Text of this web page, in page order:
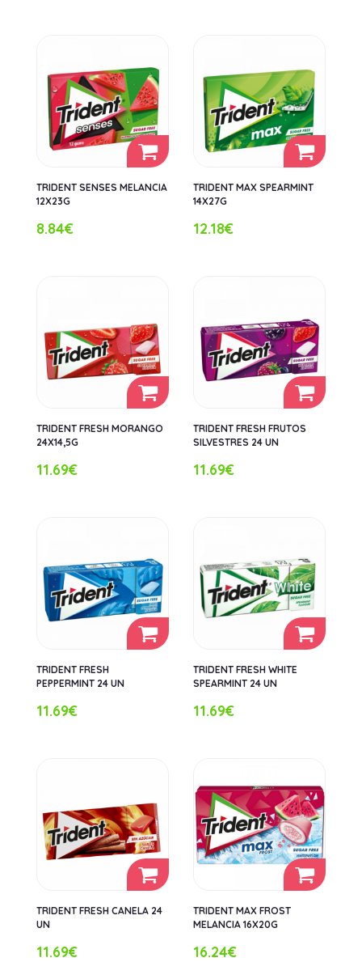
TRIDENT SENSES MELANCIA
12X23G
8.84€
TRIDENT MAX SPEARMINT
14X27G
12.18€
TRIDENT FRESH MORANGO
24X14,5G
11.69€
TRIDENT FRESH FRUTOS
SILVESTRES 24 UN
11.69€
TRIDENT FRESH
PEPPERMINT 24 UN
11.69€
TRIDENT FRESH WHITE
SPEARMINT 24 UN
11.69€
TRIDENT FRESH CANELA 24
UN
11.69€
TRIDENT MAX FROST
MELANCIA 16X20G
16.24€